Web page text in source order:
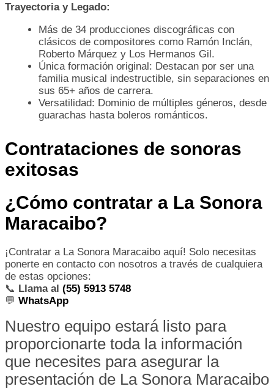
Trayectoria y Legado:
Más de 34 producciones discográficas con
clásicos de compositores como Ramón Inclán,
Roberto Márquez y Los Hermanos Gil.
Única formación original: Destacan por ser una
familia musical indestructible, sin separaciones en
sus 65+ años de carrera.
Versatilidad: Dominio de múltiples géneros, desde
guarachas hasta boleros románticos.
Contrataciones de sonoras
exitosas
¿Cómo contratar a La Sonora
Maracaibo?
¡Contratar a La Sonora Maracaibo aquí! Solo necesitas
ponerte en contacto con nosotros a través de cualquiera
de estas opciones:
📞 Llama al (55) 5913 5748
💬 WhatsApp
Nuestro equipo estará listo para
proporcionarte toda la información
que necesites para asegurar la
presentación de La Sonora Maracaibo